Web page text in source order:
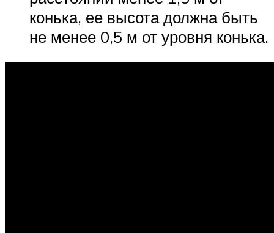
конька, ее высота должна быть
не менее 0,5 м от уровня конька.